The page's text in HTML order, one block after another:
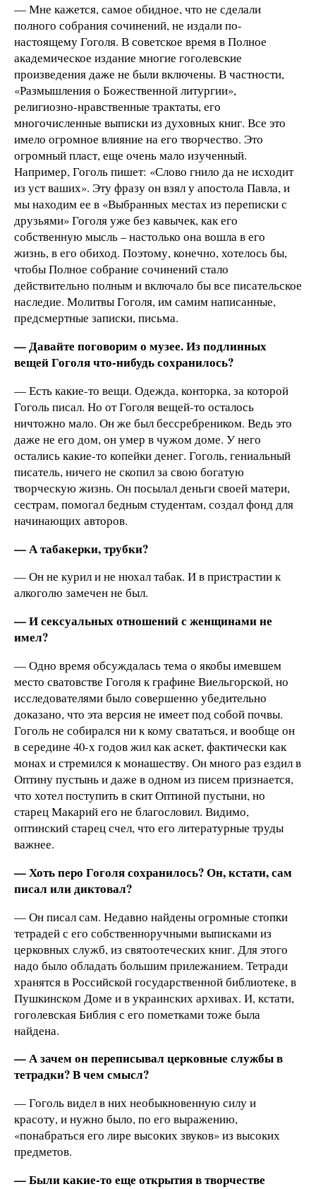
— Мне кажется, самое обидное, что не сделали
полного собрания сочинений, не издали по-
настоящему Гоголя. В советское время в Полное
академическое издание многие гоголевские
произведения даже не были включены. В частности,
«Размышления о Божественной литургии»,
религиозно-нравственные трактаты, его
многочисленные выписки из духовных книг. Все это
имело огромное влияние на его творчество. Это
огромный пласт, еще очень мало изученный.
Например, Гоголь пишет: «Слово гнило да не исходит
из уст ваших». Эту фразу он взял у апостола Павла, и
мы находим ее в «Выбранных местах из переписки с
друзьями» Гоголя уже без кавычек, как его
собственную мысль – настолько она вошла в его
жизнь, в его обиход. Поэтому, конечно, хотелось бы,
чтобы Полное собрание сочинений стало
действительно полным и включало бы все писательское
наследие. Молитвы Гоголя, им самим написанные,
предсмертные записки, письма.
— Давайте поговорим о музее. Из подлинных
вещей Гоголя что-нибудь сохранилось?
— Есть какие-то вещи. Одежда, конторка, за которой
Гоголь писал. Но от Гоголя вещей-то осталось
ничтожно мало. Он же был бессребреником. Ведь это
даже не его дом, он умер в чужом доме. У него
остались какие-то копейки денег. Гоголь, гениальный
писатель, ничего не скопил за свою богатую
творческую жизнь. Он посылал деньги своей матери,
сестрам, помогал бедным студентам, создал фонд для
начинающих авторов.
— А табакерки, трубки?
— Он не курил и не нюхал табак. И в пристрастии к
алкоголю замечен не был.
— И сексуальных отношений с женщинами не
имел?
— Одно время обсуждалась тема о якобы имевшем
место сватовстве Гоголя к графине Виельгорской, но
исследователями было совершенно убедительно
доказано, что эта версия не имеет под собой почвы.
Гоголь не собирался ни к кому свататься, и вообще он
в середине 40-х годов жил как аскет, фактически как
монах и стремился к монашеству. Он много раз ездил в
Оптину пустынь и даже в одном из писем признается,
что хотел поступить в скит Оптиной пустыни, но
старец Макарий его не благословил. Видимо,
оптинский старец счел, что его литературные труды
важнее.
— Хоть перо Гоголя сохранилось? Он, кстати, сам
писал или диктовал?
— Он писал сам. Недавно найдены огромные стопки
тетрадей с его собственноручными выписками из
церковных служб, из святоотеческих книг. Для этого
надо было обладать большим прилежанием. Тетради
хранятся в Российской государственной библиотеке, в
Пушкинском Доме и в украинских архивах. И, кстати,
гоголевская Библия с его пометками тоже была
найдена.
— А зачем он переписывал церковные службы в
тетрадки? В чем смысл?
— Гоголь видел в них необыкновенную силу и
красоту, и нужно было, по его выражению,
«понабраться его лире высоких звуков» из высоких
предметов.
— Были какие-то еще открытия в творчестве